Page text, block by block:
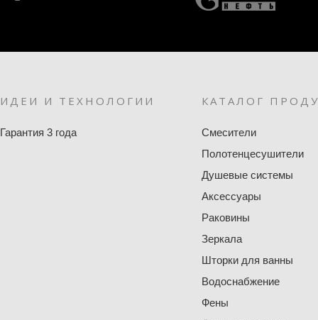
ИДЕИ И ТЕХНОЛОГИИ
Гарантия 3 года
КАТАЛОГ
Смесители
Полотенцесушители
Душевые системы
Аксессуары
Раковины
Зеркала
Шторки для ванны
Водоснабжение
Фены